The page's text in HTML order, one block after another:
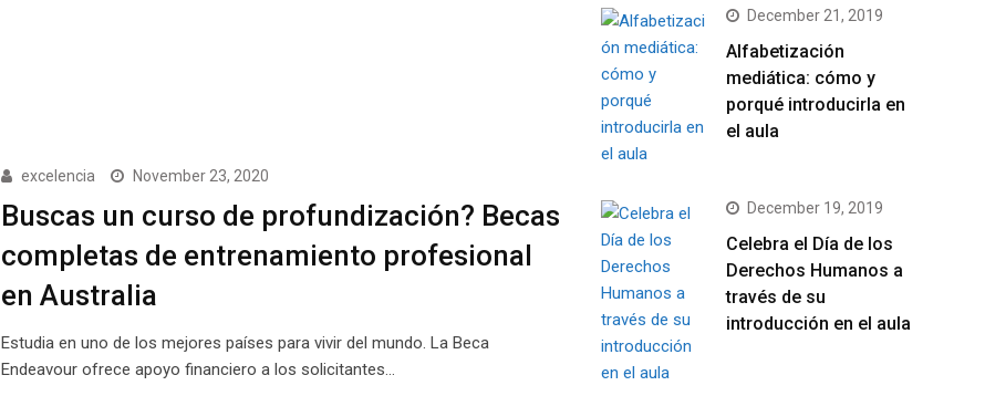
excelencia November 23, 2020
Buscas un curso de profundización? Becas
completas de entrenamiento profesional
en Australia
Estudia en uno de los mejores países para vivir del mundo. La Beca
Endeavour ofrece apoyo financiero a los solicitantes…
December 21, 2019
Alfabetización
mediática: cómo y
porqué introducirla en
el aula
December 19, 2019
Celebra el Día de los
Derechos Humanos a
través de su
introducción en el aula